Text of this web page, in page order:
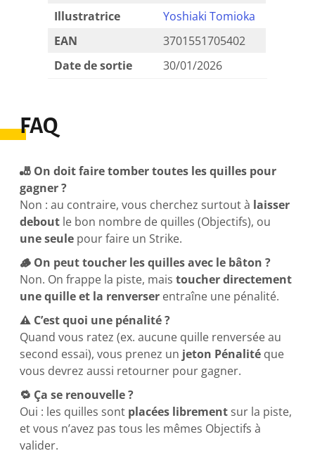
Illustratrice
Yoshiaki Tomioka
EAN
3701551705402
Date de sortie
30/01/2026
FAQ
🎳 On doit faire tomber toutes les quilles pour
gagner ?
Non : au contraire, vous cherchez surtout à laisser
debout le bon nombre de quilles (Objectifs), ou
une seule pour faire un Strike.
🪵 On peut toucher les quilles avec le bâton ?
Non. On frappe la piste, maistoucher directement
une quille et la renverser entraîne une pénalité.
⚠️ C’est quoi une pénalité ?
Quand vous ratez (ex. aucune quille renversée au
second essai), vous prenez un jeton Pénalité que
vous devrez aussi retourner pour gagner.
🔁 Ça se renouvelle ?
Oui : les quilles sont placées librement sur la piste,
et vous n’avez pas tous les mêmes Objectifs à
valider.